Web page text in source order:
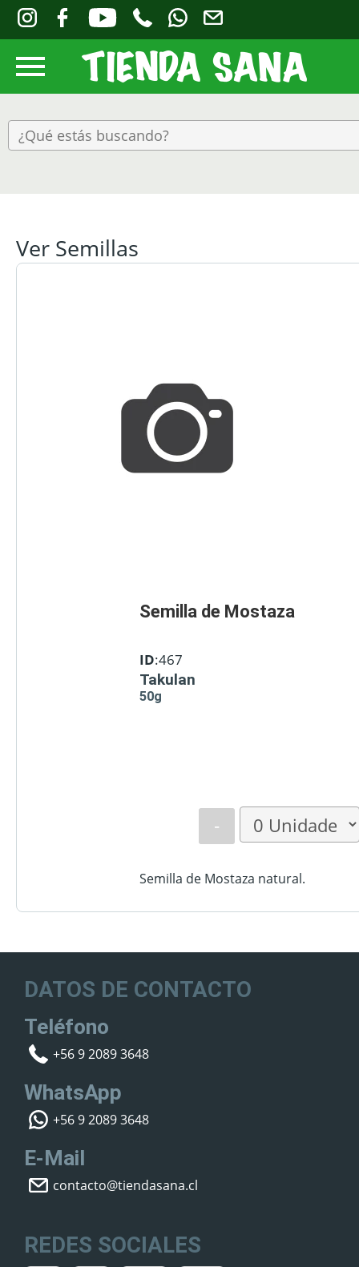
Ver Semillas
Semilla de Mostaza
ID:467
Takulan
50g
-
Semilla de Mostaza natural.
DATOS DE CONTACTO
Teléfono
+56 9 2089 3648
WhatsApp
+56 9 2089 3648
E-Mail
contacto@tiendasana.cl
REDES SOCIALES